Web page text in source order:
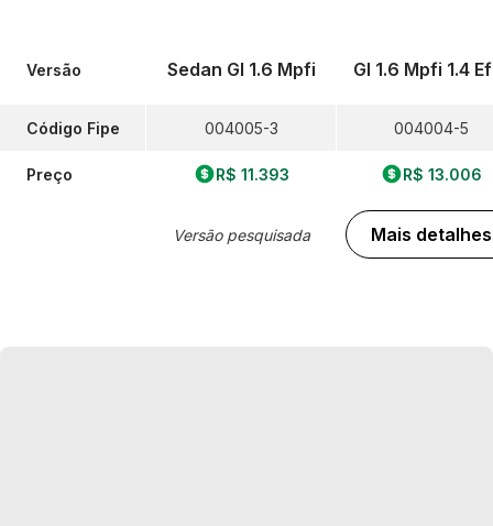
Versão
Código Fipe
Preço
Sedan Gl 1.6 Mpfi
004005-3
R$ 11.393
Versão pesquisada
Gl 1.6 Mpfi 1.4
004004-5
R$ 13.006
Mais detalhes